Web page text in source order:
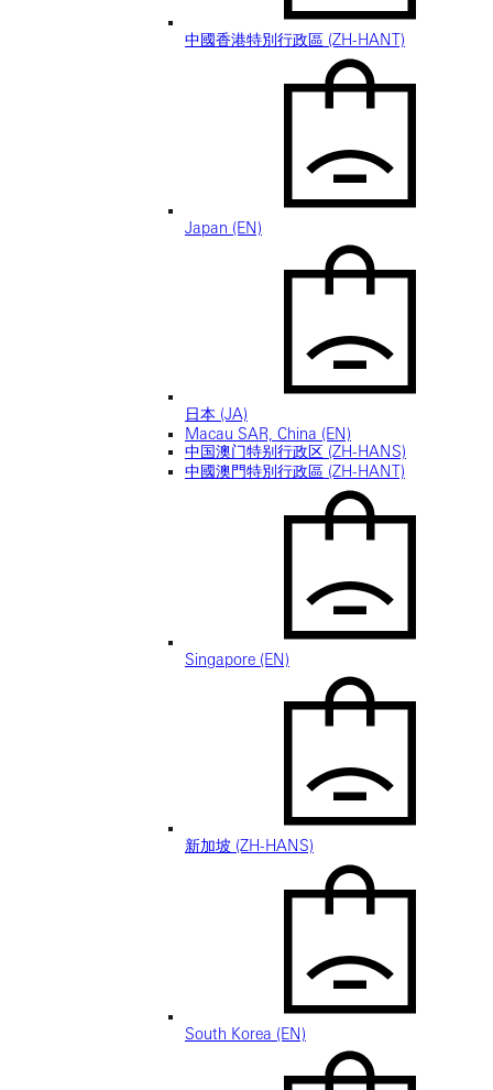
中國香港特別行政區 (ZH-HANT)
Japan (EN)
日本 (JA)
Macau SAR, China (EN)
中国澳门特别行政区 (ZH-HANS)
中國澳門特別行政區 (ZH-HANT)
Singapore (EN)
新加坡 (ZH-HANS)
South Korea (EN)